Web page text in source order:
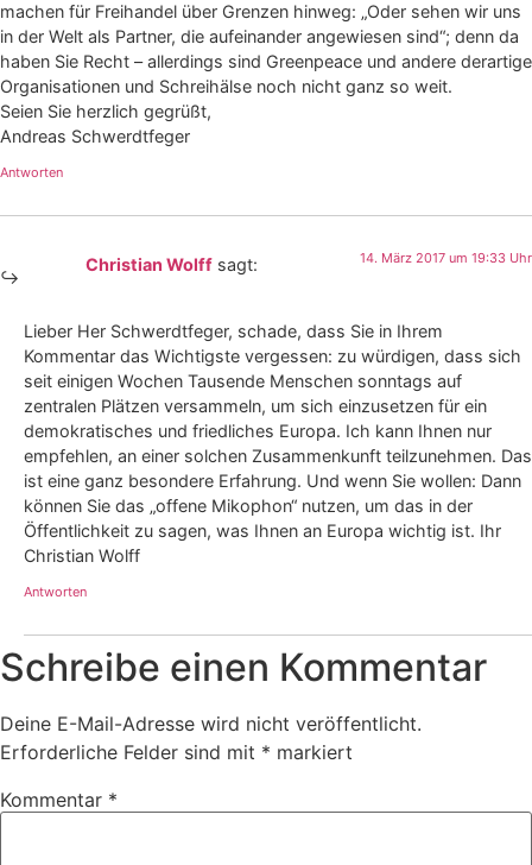
machen für Freihandel über Grenzen hinweg: „Oder sehen wir uns
in der Welt als Partner, die aufeinander angewiesen sind“; denn da
haben Sie Recht – allerdings sind Greenpeace und andere derartige
Organisationen und Schreihälse noch nicht ganz so weit.
Seien Sie herzlich gegrüßt,
Andreas Schwerdtfeger
Antworten
Christian Wolff sagt: 14. März 2017 um 19:33 Uhr
Lieber Her Schwerdtfeger, schade, dass Sie in Ihrem
Kommentar das Wichtigste vergessen: zu würdigen, dass sich
seit einigen Wochen Tausende Menschen sonntags auf
zentralen Plätzen versammeln, um sich einzusetzen für ein
demokratisches und friedliches Europa. Ich kann Ihnen nur
empfehlen, an einer solchen Zusammenkunft teilzunehmen. Das
ist eine ganz besondere Erfahrung. Und wenn Sie wollen: Dann
können Sie das „offene Mikophon“ nutzen, um das in der
Öffentlichkeit zu sagen, was Ihnen an Europa wichtig ist. Ihr
Christian Wolff
Antworten
Schreibe einen Kommentar
Deine E-Mail-Adresse wird nicht veröffentlicht.
Erforderliche Felder sind mit * markiert
Kommentar *